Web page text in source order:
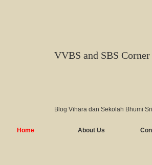
VVBS and SBS Corner
Blog Vihara dan Sekolah Bhumi
Home About Us